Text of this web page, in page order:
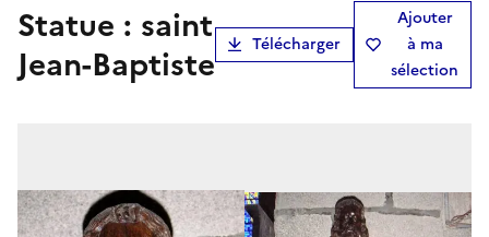
statue : saint
Jean-Baptiste
Télécharger
Ajouter
à ma
sélection